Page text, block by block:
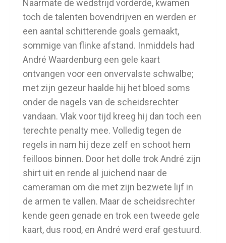
Naarmate de wedstrijd vorderde, kwamen
toch de talenten bovendrijven en werden er
een aantal schitterende goals gemaakt,
sommige van flinke afstand. Inmiddels had
André Waardenburg een gele kaart
ontvangen voor een onvervalste schwalbe;
met zijn gezeur haalde hij het bloed soms
onder de nagels van de scheidsrechter
vandaan. Vlak voor tijd kreeg hij dan toch een
terechte penalty mee. Volledig tegen de
regels in nam hij deze zelf en schoot hem
feilloos binnen. Door het dolle trok André zijn
shirt uit en rende al juichend naar de
cameraman om die met zijn bezwete lijf in
de armen te vallen. Maar de scheidsrechter
kende geen genade en trok een tweede gele
kaart, dus rood, en André werd eraf gestuurd.